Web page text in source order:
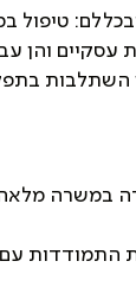
טיפול
והן
במשרה
התמודדות